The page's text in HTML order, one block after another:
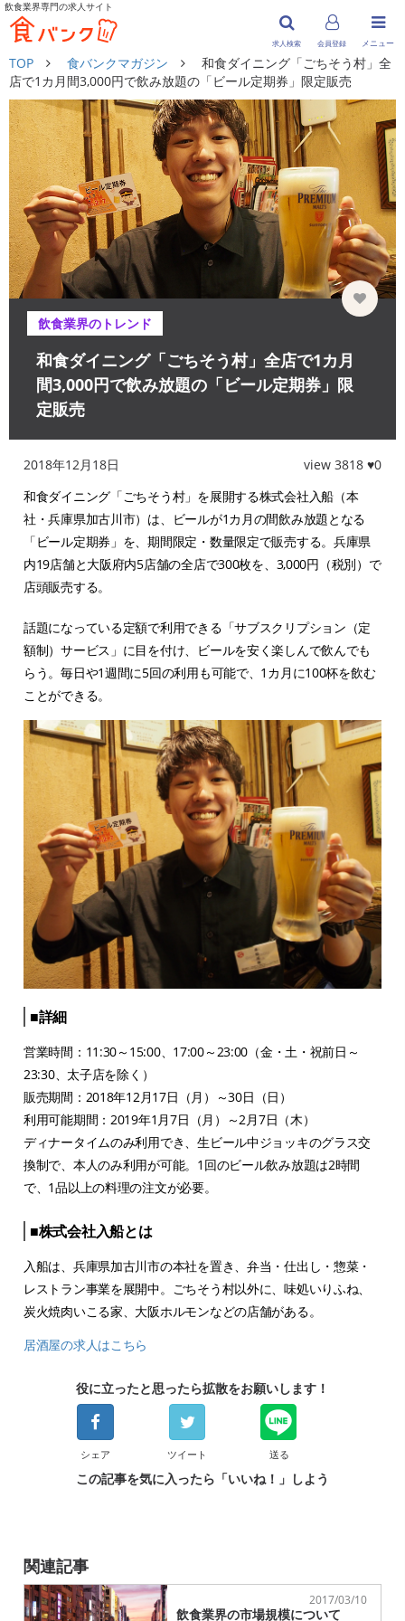
飲食業界専門の求人サイト
メニュー
会員登録
求人検索
TOP 食バンクマガジン
和食ダイニング「ごちそう村」全
店で1カ月間3,000円で飲み放題の「ビール定期券」限定販売
飲食業界のトレンド
和食ダイニング「ごちそう村」全店で1カ月
間3,000円で飲み放題の「ビール定期券」限
定販売
2018年12月18日
view 3818 ♥0
和食ダイニング「ごちそう村」を展開する株式会社入船（本
社・兵庫県加古川市）は、ビールが1カ月の間飲み放題となる
「ビール定期券」を、期間限定・数量限定で販売する。兵庫県
内19店舗と大阪府内5店舗の全店で300枚を、3,000円（税別）で
店頭販売する。
話題になっている定額で利用できる「サブスクリプション（定
額制）サービス」に目を付け、ビールを安く楽しんで飲んでも
らう。毎日や1週間に5回の利用も可能で、1カ月に100杯を飲む
ことができる。
■詳細
営業時間：11:30～15:00、17:00～23:00（金・土・祝前日～
23:30、太子店を除く）
販売期間：2018年12月17日（月）～30日（日）
利用可能期間：2019年1月7日（月）～2月7日（木）
ディナータイムのみ利用でき、生ビール中ジョッキのグラス交
換制で、本人のみ利用が可能。1回のビール飲み放題は2時間
で、1品以上の料理の注文が必要。
■株式会社入船とは
入船は、兵庫県加古川市の本社を置き、弁当・仕出し・惣菜・
レストラン事業を展開中。ごちそう村以外に、味処いりふね、
炭火焼肉いこる家、大阪ホルモンなどの店舗がある。
居酒屋の求人はこちら
役に立ったと思ったら拡散をお願いします！
シェア ツイート 送る
この記事を気に入ったら「いいね！」しよう
関連記事
2017/03/10
飲食業界の市場規模について